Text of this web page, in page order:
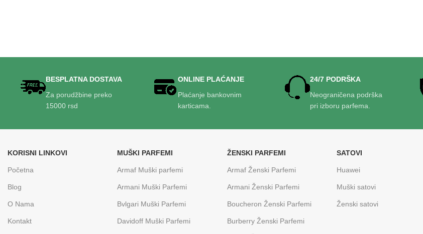
BESPLATNA DOSTAVA
Za porudžbine preko
15000 rsd
ONLINE PLAĆANJE
Plaćanje bankovnim
karticama.
24/7 PODRŠKA
Neograničena podrška
pri izboru parfema.
KORISNI LINKOVI
Početna
Blog
O Nama
Kontakt
MUŠKI PARFEMI
Armaf Muški parfemi
Armani Muški Parfemi
Bvlgari Muški Parfemi
Davidoff Muški Parfemi
ŽENSKI PARFEMI
Armaf Ženski Parfemi
Armani Ženski Parfemi
Boucheron Ženski Parfemi
Burberry Ženski Parfemi
SATOVI
Huawei
Muški satovi
Ženski satovi